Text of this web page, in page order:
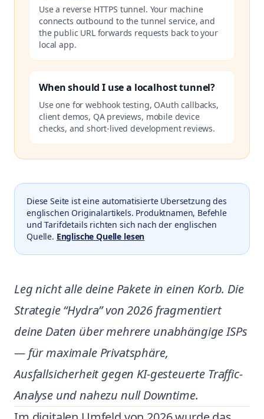
Use a reverse HTTPS tunnel. Your machine
connects outbound to the tunnel service, and
the public URL forwards requests back to your
local app.
When should I use a localhost tunnel?
Use one for webhook testing, OAuth callbacks,
client demos, QA previews, mobile device
checks, and short-lived development reviews.
Diese Seite ist eine automatisierte Ubersetzung des
englischen Originalartikels. Produktnamen, Befehle
und Tarifdetails richten sich nach der englischen
Quelle. Englische Quelle lesen
Leg nicht alle deine Pakete in einen Korb. Die
Strategie “Hydra” von 2026 fragmentiert
deine Daten über mehrere unabhängige ISPs
— für maximale Privatsphäre,
Ausfallsicherheit gegen KI-gesteuerte Traffic-
Analyse und nahezu null Downtime.